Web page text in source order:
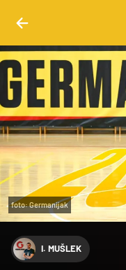
foto: Germanijak
I. MUŠLEK